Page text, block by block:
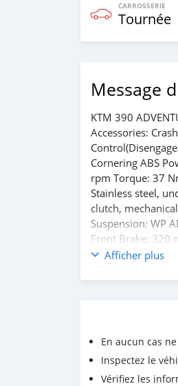
CARROSSERIE
Tournée
Message
KTM 390
Accessories:
Cornering ABS
rpm Torque: 37
Stainless steel,
clutch,
Suspension: WP
Front Brake: 320
Bosch 9.1 MP,
Rear Wheel: 17-
Afficher plus
En aucun cas
Inspectez le
Vérifiez les